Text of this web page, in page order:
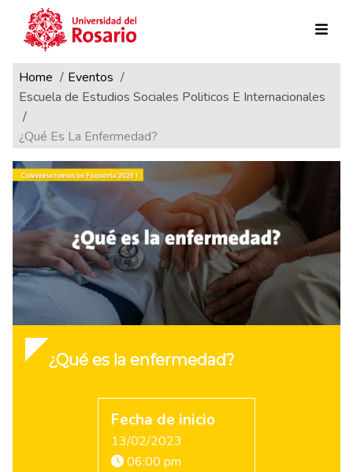
Pasar al contenido principal
Ruta de navegación
Home
Eventos
Escuela de Estudios Sociales Politicos E Internacionales
¿Qué Es La Enfermedad?
¿Qué es la enfermedad?
Fecha de inicio
13/02/2023
06:00 pm